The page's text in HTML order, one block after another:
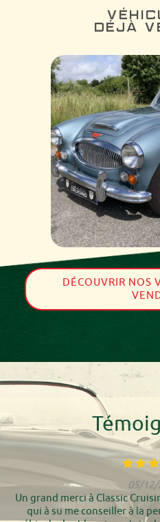
DÉJÀ
DÉCOUVRIR NOS
05/12/
Un grand merci à Classic
qui à su me conseiller à la